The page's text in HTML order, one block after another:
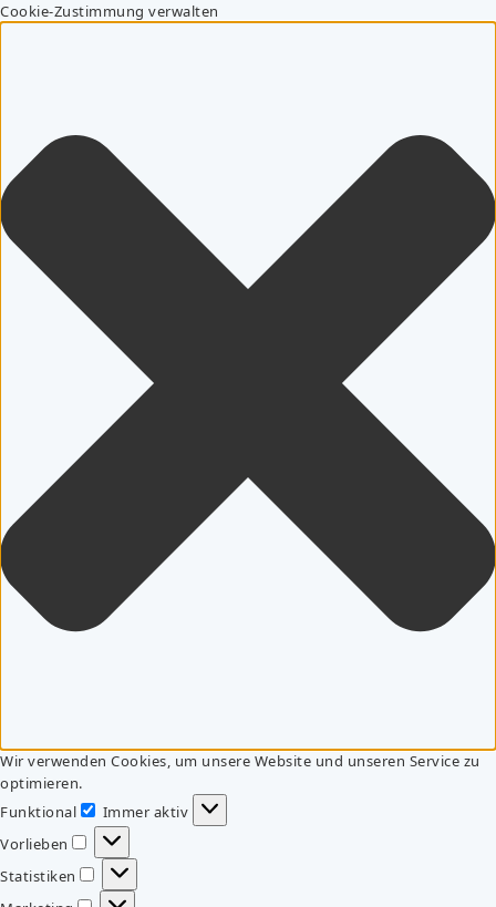
Cookie-Zustimmung verwalten
Wir verwenden Cookies, um unsere Website und unseren Service zu
optimieren.
Funktional
Funktional
Immer aktiv
Vorlieben
Vorlieben
Statistiken
Statistiken